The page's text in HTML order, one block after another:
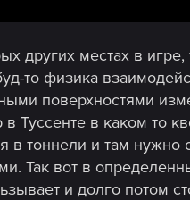
других местах в игре,
то физика
поверхностями
Туссенте в каком то
в тоннели и там нужно
Так вот в
и долго потом